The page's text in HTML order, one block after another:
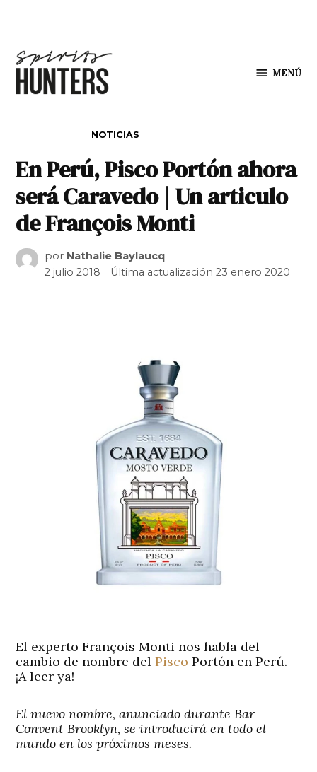
MENÚ
NOTICIAS
En Perú, Pisco Portón ahora
será Caravedo | Un articulo
de François Monti
por Nathalie Baylaucq
2 julio 2018
Última actualización23 enero 2020
El experto François Monti nos habla del
cambio de nombre delPisco Portón en Perú.
¡A leer ya!
El nuevo nombre, anunciado durante Bar
Convent Brooklyn, se introducirá en todo el
mundo en los próximos meses.